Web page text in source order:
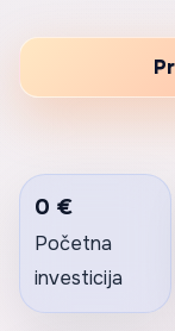
0 €
Početna
investicija